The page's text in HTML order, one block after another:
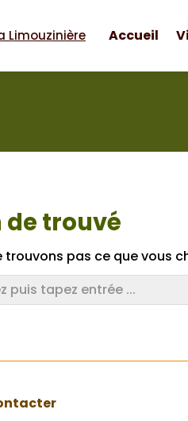
Accueil
de trouvé
trouvons pas ce que vous